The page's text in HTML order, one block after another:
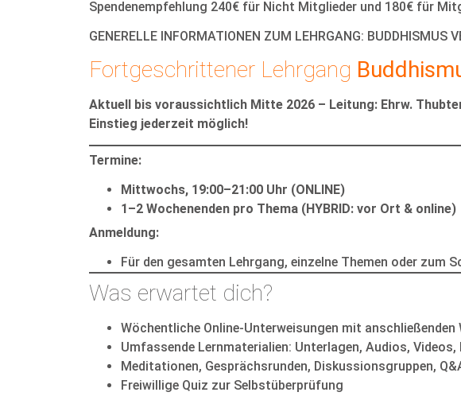
Spendenempfehlung 240€ für Nicht Mitglieder und 180€ für
GENERELLE INFORMATIONEN ZUM LEHRGANG: BUDDHISMUS
Fortgeschrittener Lehrgang
Aktuell bis voraussichtlich Mitte 2026 – Leitung: Ehrw.
Einstieg jederzeit möglich!
Termine:
Mittwochs, 19:00–21:00 Uhr (ONLINE)
1–2 Wochenenden pro Thema (HYBRID: vor Ort & online)
Anmeldung:
Für den gesamten Lehrgang, einzelne Themen oder zum
Was erwartet dich?
Wöchentliche Online-Unterweisungen mit
Umfassende Lernmaterialien: Unterlagen, Audios,
Meditationen, Gesprächsrunden, Diskussionsgruppen,
Freiwillige Quiz zur Selbstüberprüfung